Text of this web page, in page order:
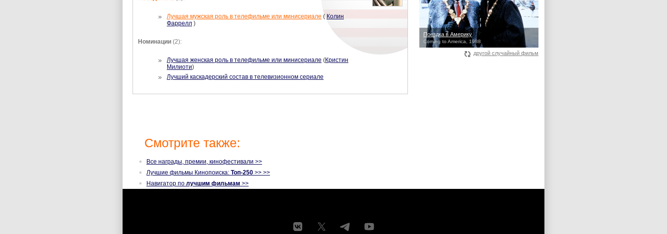
Лучшая мужская роль в телефильме или минисериале ( Колин
Фаррелл )
Номинации (2):
Лучшая женская роль в телефильме или минисериале (Кристин
Милиоти)
Лучший каскадерский состав в телевизионном сериале
Смотрите также:
Все награды, премии, кинофестивали >>
Лучшие фильмы Кинопоиска: Топ-250 >> >>
Навигатор по лучшим фильмам >>
Поездка в Америку
Coming to America, 1988
другой случайный фильм